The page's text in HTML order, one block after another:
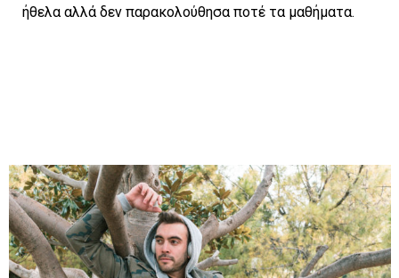
ήθελα αλλά δεν παρακολούθησα ποτέ τα μαθήματα.